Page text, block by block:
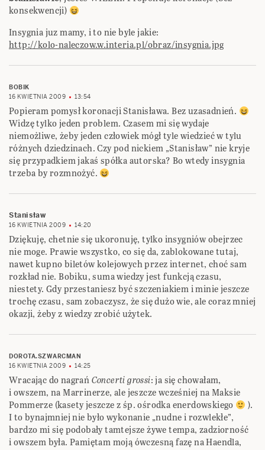
konsekwencji)
Insygnia juz mamy, i to nie byle jakie:
http://kolo-naleczow.w.interia.pl/obraz/insygnia.jpg
BOBIK
16 KWIETNIA 2009
13:54
Popieram pomysł koronacji Stanisława. Bez uzasadnień.
Widzę tylko jeden problem. Czasem mi się wydaje
niemożliwe, żeby jeden człowiek mógł tyle wiedzieć w tylu
różnych dziedzinach. Czy pod nickiem „Stanisław” nie kryje
się przypadkiem jakaś spółka autorska? Bo wtedy insygnia
trzeba by rozmnożyć.
Stanisław
16 KWIETNIA 2009 14:20
Dziękuję, chetnie się ukoronuję, tylko insygniów obejrzec
nie moge. Prawie wszystko, co się da, zablokowane tutaj,
nawet kupno biletów kolejowych przez internet, choć sam
rozkład nie. Bobiku, suma wiedzy jest funkcją czasu,
niestety. Gdy przestaniesz być szczeniakiem i minie jeszcze
trochę czasu, sam zobaczysz, że się dużo wie, ale coraz mniej
okazji, żeby z wiedzy zrobić użytek.
DOROTA.SZWARCMAN
16 KWIETNIA 2009
14:25
Wracając do nagrańConcerti grossi: ja się chowałam,
i owszem, na Marrinerze, ale jeszcze wcześniej na Maksie
Pommerze (kasety jeszcze z śp. ośrodka enerdowskiego
).
I to bynajmniej nie było wykonanie „nudne i rozwlekłe”,
bardzo mi się podobały tamtejsze żywe tempa, zadziorność
i owszem była. Pamiętam moją ówczesną fazę na Haendla,